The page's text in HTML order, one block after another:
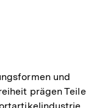
und
prägen Teile